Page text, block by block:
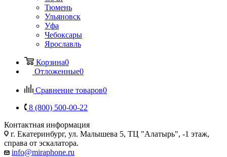
Тюмень
Ульяновск
Уфа
Чебоксары
Ярославль
Корзина0
Отложенные0
Сравнение товаров0
8 (800) 500-00-22
Контактная информация
г. Екатеринбург, ул. Малышева 5, ТЦ "Алатырь", -1 этаж,
справа от эскалатора.
info@miraphone.ru